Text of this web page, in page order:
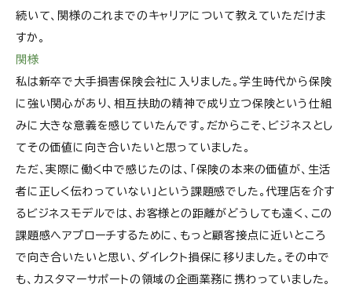
続いて、関様のこれまでのキャリアについて教えていただけま
すか。
関様
私は新卒で大手損害保険会社に入りました。学生時代から保険
に強い関心があり、相互扶助の精神で成り立つ保険という仕組
みに大きな意義を感じていたんです。だからこそ、ビジネスとし
てその価値に向き合いたいと思っていました。
ただ、実際に働く中で感じたのは、「保険の本来の価値が、生活
者に正しく伝わっていない」という課題感でした。代理店を介す
るビジネスモデルでは、お客様との距離がどうしても遠く、この
課題感へアプローチするために、もっと顧客接点に近いところ
で向き合いたいと思い、ダイレクト損保に移りました。その中で
も、カスタマーサポートの領域の企画業務に携わっていました。